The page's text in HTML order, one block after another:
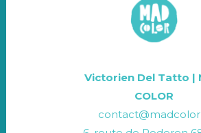
Victorien Del Tatto |
COLOR